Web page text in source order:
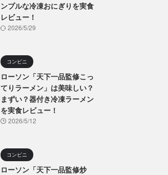
ンプルな冷凍おにぎりを実食
レビュー！
2026/5/29
コンビニ
ローソン「天下一品監修こっ
てりラーメン」は美味しい？
まずい？器付き冷凍ラーメン
を実食レビュー！
2026/5/12
コンビニ
ローソン「天下一品監修炒